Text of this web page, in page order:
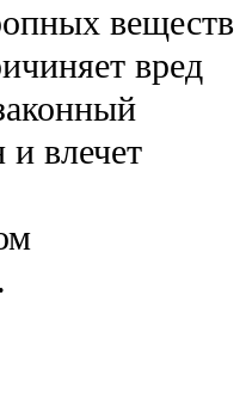
веществ
вред
и влечет